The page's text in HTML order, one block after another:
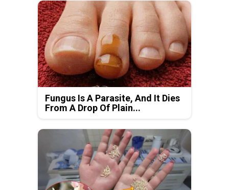
Fungus Is A Parasite, And It Dies
From A Drop Of Plain...